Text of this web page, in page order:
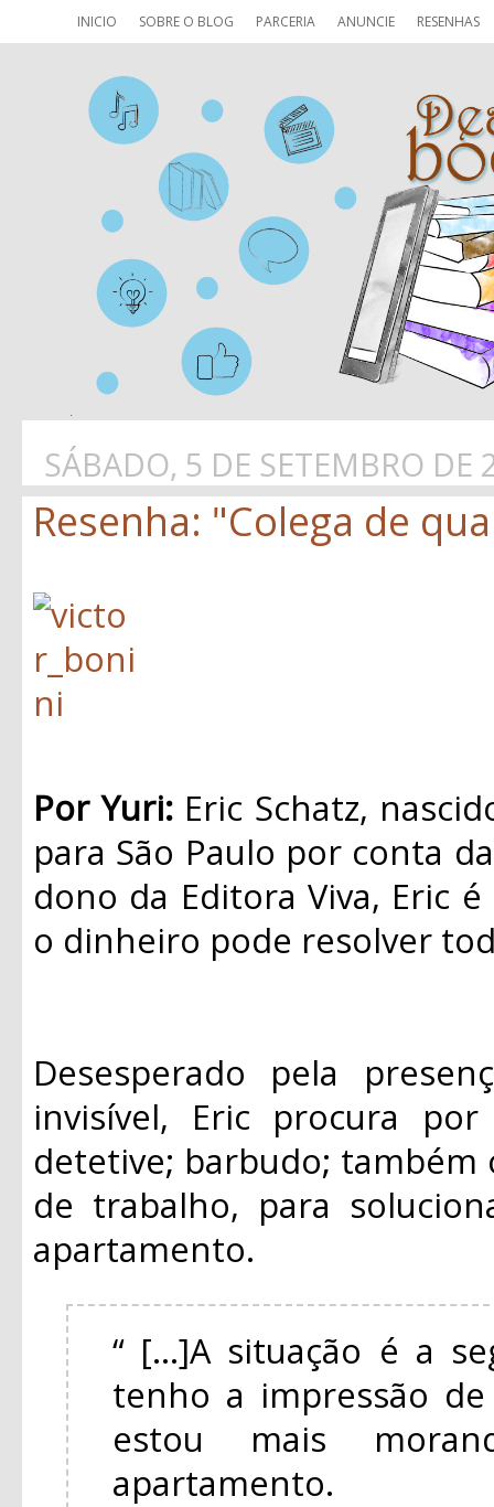
INICIO SOBRE O BLOG PARCERIA ANUNCIE RESENHAS
SÁBADO, 5 DE SETEMBRO DE
Resenha: "Colega de
Por Yuri: Eric Schatz,
para São Paulo por conta
dono da Editora Viva, Eric
o dinheiro pode resolver
Desesperado pela
invisível, Eric procura
detetive; barbudo;
de trabalho, para
apartamento.
“ [...]A situação é a
tenho a impressão
estou mais
apartamento.